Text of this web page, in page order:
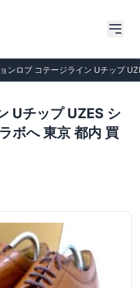
ンロブ コテージライン Uチップ
Uチップ UZES シ
ボへ 東京 都内 買